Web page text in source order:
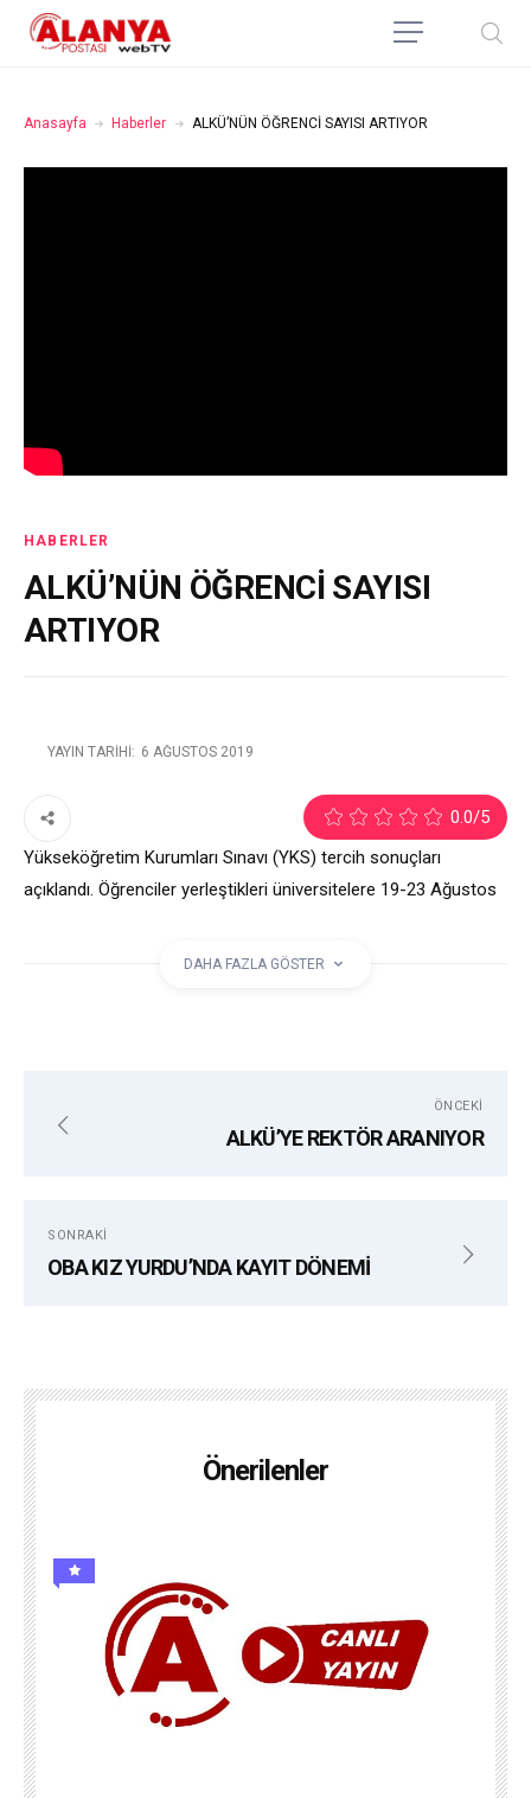
Anasayfa Haberler ALKÜ’NÜN ÖĞRENCİ SAYISI ARTIYOR
HABERLER
ALKÜ’NÜN ÖĞRENCİ SAYISI
ARTIYOR
YAYIN TARIHI: 6 AĞUSTOS 2019
0.0/5
Yükseköğretim Kurumları Sınavı (YKS) tercih sonuçları
açıklandı. Öğrenciler yerleştikleri üniversitelere 19-23 Ağustos
DAHA FAZLA GÖSTER
ÖNCEKI
ALKÜ’YE REKTÖR ARANIYOR
SONRAKI
OBA KIZ YURDU’NDA KAYIT DÖNEMİ
Önerilenler